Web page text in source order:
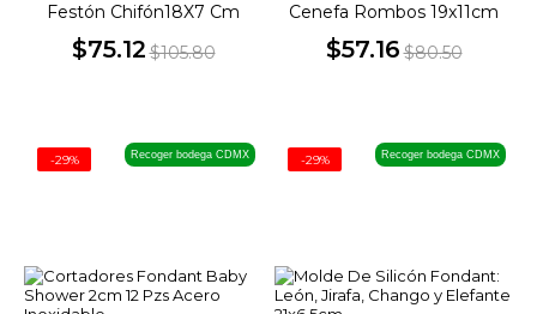
Festón Chifón18X7 Cm
$75.12$105.80
Cenefa Rombos 19x11cm
$57.16$80.50
Recoger bodega CDMX
-29% Recoger bodega CDMX
-29%